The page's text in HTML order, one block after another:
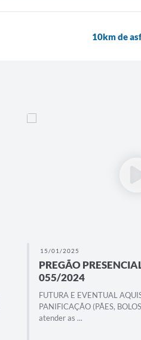
10km de
15/01/2025
PREGÃO
055/2024
FUTURA E EVENTUAL
PANIFICAÇÃO (PÃES,
atender as ...